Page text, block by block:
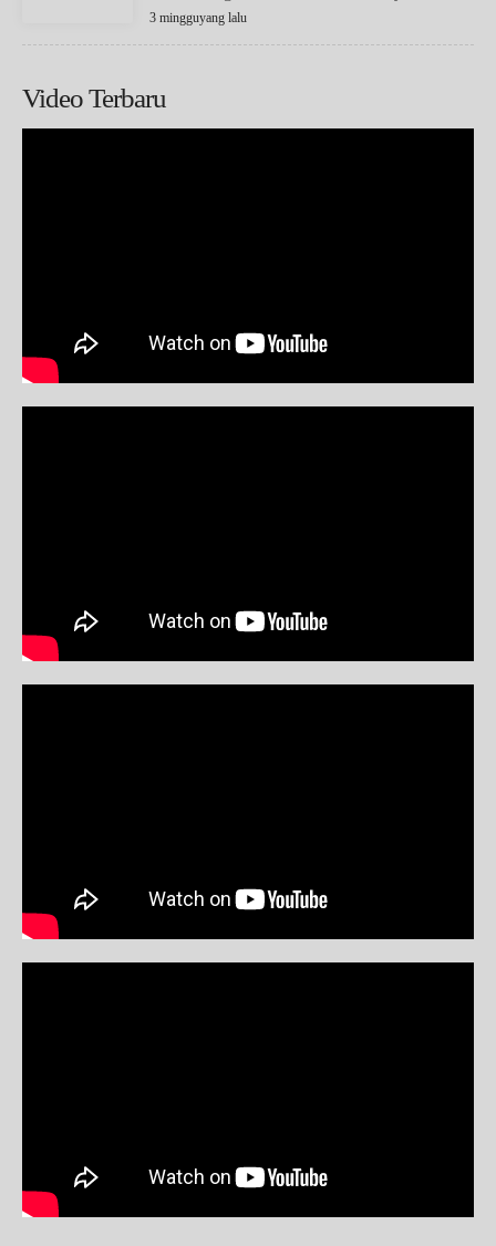
3 mingguyang lalu
Video Terbaru